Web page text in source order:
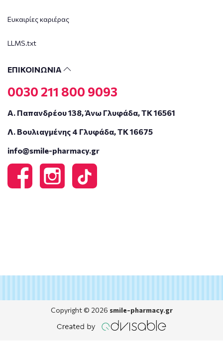
Ευκαιρίες καριέρας
LLMS.txt
ΕΠΙΚΟΙΝΩΝΙΑ
0030 211 800 9093
Α. Παπανδρέου 138, Άνω Γλυφάδα, ΤΚ 16561
Λ. Βουλιαγμένης 4 Γλυφάδα, ΤΚ 16675
info@smile-pharmacy.gr
Copyright © 2026 smile-pharmacy.gr